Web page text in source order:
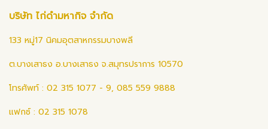
บริษัท ไก่ดำมหากิจ จำกัด
133 หมู่17 นิคมอุตสาหกรรมบางพลี
ต.บางเสาธง อ.บางเสาธง จ.สมุทรปราการ 10570
โทรศัพท์ : 02 315 1077 - 9, 085 559 9888
แฟกซ์ : 02 315 1078